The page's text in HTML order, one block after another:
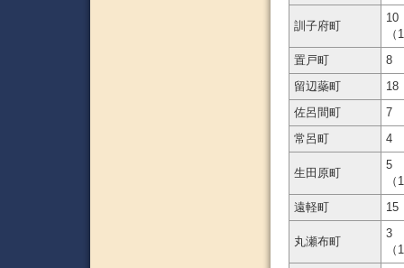
訓子府町
10
（
置戸町
8
留辺蘂町
18
佐呂間町
7
常呂町
4
生田原町
5
（
遠軽町
15
丸瀬布町
3
（